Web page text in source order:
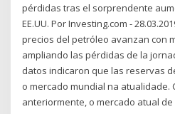
pérdidas tras el sorprendente
EE.UU. Por Investing.com -
precios del petróleo avanzan con
ampliando las pérdidas de la
datos indicaron que las reservas
o mercado mundial na atualidade.
anteriormente, o mercado atual de